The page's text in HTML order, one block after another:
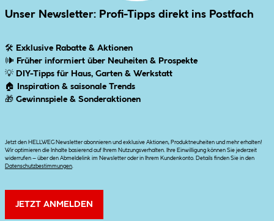
Unser Newsletter: Profi-Tipps direkt ins Postfach
🛠 Exklusive Rabatte & Aktionen
🕪 Früher informiert über Neuheiten & Prospekte
💡 DIY-Tipps für Haus, Garten & Werkstatt
🏠
Inspiration & saisonale Trends
🎁 Gewinnspiele & Sonderaktionen
Jetzt den HELLWEG Newsletter abonnieren und exklusive Aktionen, Produktneuheiten und mehr erhalten!
Wir optimieren die Inhalte basierend auf Ihrem Nutzungsverhalten. Ihre Einwilligung können Sie jederzeit
widerrufen – über den Abmeldelink im Newsletter oder in Ihrem Kundenkonto. Details finden Sie in den
Datenschutzbestimmungen
JETZT ANMELDEN